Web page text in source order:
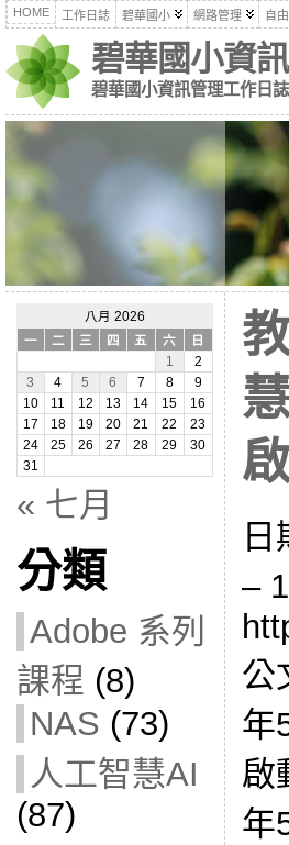
HOME 工作日誌 碧華國小 網路管理 自
碧華國小資
碧華國小資訊管理工作日誌
八月 2026
一
二 三 四 五 六
日
1
2
3
4 5 6 7 8
9
10
11 12 13 14 15
16
17
18 19 20 21 22
23
24
25 26 27 28 29
30
31
« 七月
分類
Adobe 系列
課程 (8)
NAS (73)
人工智慧AI
(87)
–
公
年
啟
年